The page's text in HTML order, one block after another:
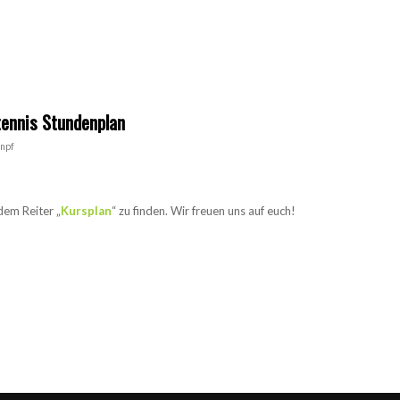
Stundenplan
Reiter „Kursplan“ zu finden. Wir freuen uns auf euch!